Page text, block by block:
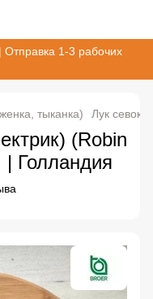
1-3 рабочих
тыканка) Лук севок
(Robin
Голландия